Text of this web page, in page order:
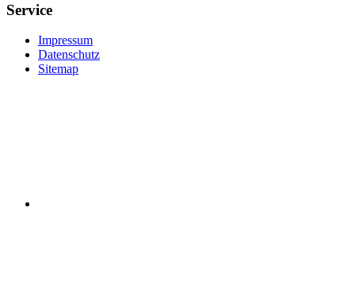
Service
Impressum
Datenschutz
Sitemap